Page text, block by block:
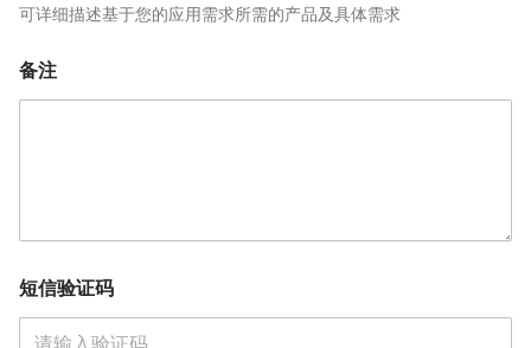
可详细描述基于您的应用需求所需的产品及具体需求
备注
短信验证码